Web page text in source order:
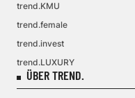
trend.KMU
trend.female
trend.invest
trend.LUXURY
ÜBER TREND.